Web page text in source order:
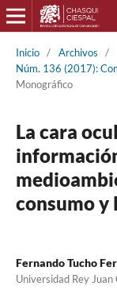
Inicio / Archivos
/
Núm. 136 (2017):
Monográfico
La cara
consumo y
Fernando Tucho
Universidad Rey Juan